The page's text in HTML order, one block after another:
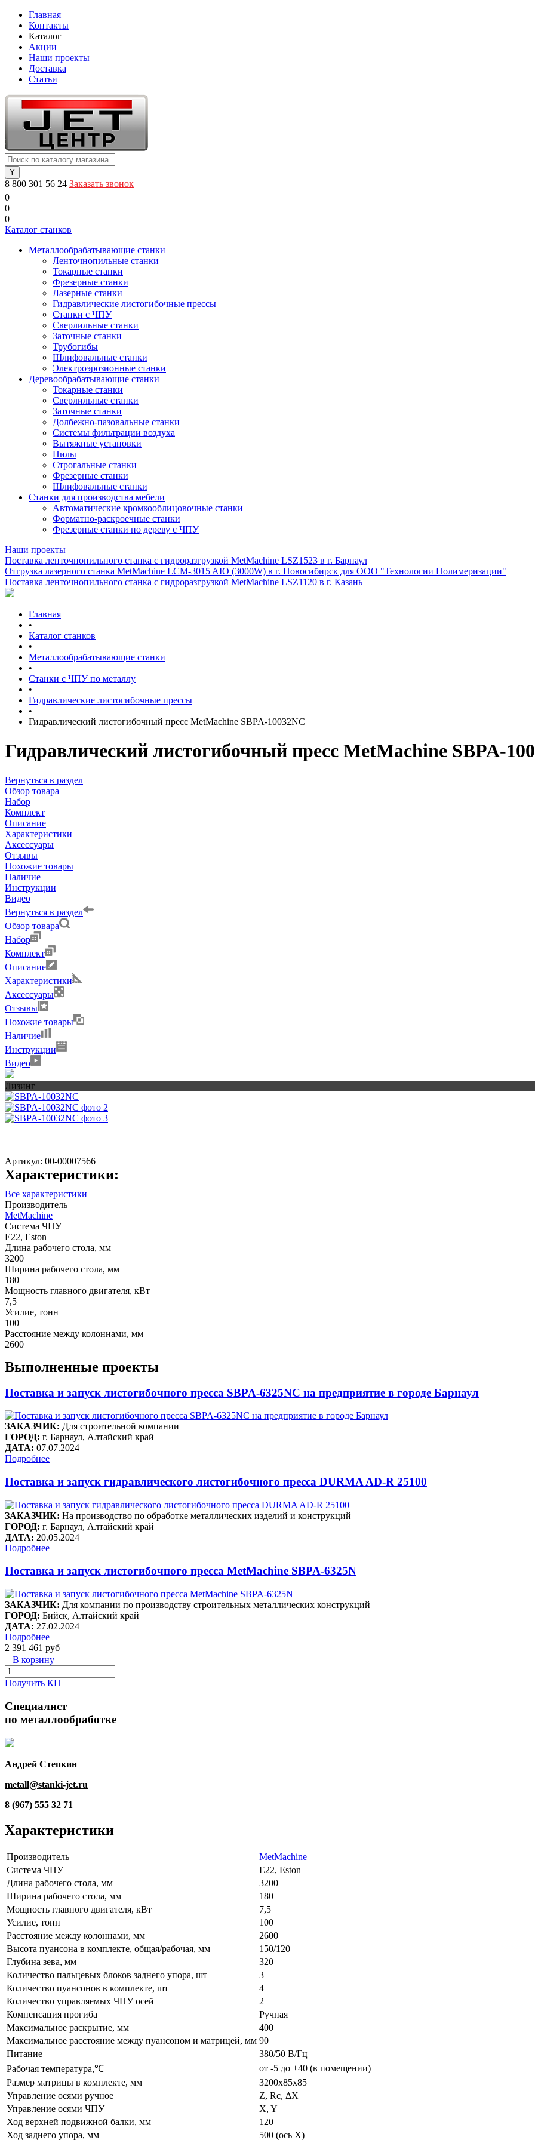
Главная
Контакты
Каталог
Акции
Наши проекты
Доставка
Статьи
8 800 301 56 24 Заказать звонок
0
0
0
Каталог станков
Металлообрабатывающие станки
Ленточнопильные станки
Токарные станки
Фрезерные станки
Лазерные станки
Гидравлические листогибочные прессы
Станки с ЧПУ
Сверлильные станки
Заточные станки
Трубогибы
Шлифовальные станки
Электроэрозионные станки
Деревообрабатывающие станки
Токарные станки
Сверлильные станки
Заточные станки
Долбежно-пазовальные станки
Системы фильтрации воздуха
Вытяжные установки
Пилы
Строгальные станки
Фрезерные станки
Шлифовальные станки
Станки для производства мебели
Автоматические кромкооблицовочные станки
Форматно-раскроечные станки
Фрезерные станки по дереву с ЧПУ
Наши проекты
Поставка ленточнопильного станка c гидроразгрузкой MetMachine LSZ1523 в г. Барнаул
Отгрузка лазерного станка MetMachine LCM-3015 AIO (3000W) в г. Новосибирск для ООО "Технологии Полимеризации"
Поставка ленточнопильного станка c гидроразгрузкой MetMachine LSZ1120 в г. Казань
Главная
•
Каталог станков
•
Металлообрабатывающие станки
•
Станки с ЧПУ по металлу
•
Гидравлические листогибочные прессы
•
Гидравлический листогибочный пресс MetMachine SBPA-10032NC
Гидравлический листогибочный пресс MetMachine SBPA-
Вернуться в раздел
Обзор товара
Набор
Комплект
Описание
Характеристики
Аксессуары
Отзывы
Похожие товары
Наличие
Инструкции
Видео
Вернуться в раздел
Обзор товара
Набор
Комплект
Описание
Характеристики
Аксессуары
Отзывы
Похожие товары
Наличие
Инструкции
Видео
Лизинг
Артикул: 00-00007566
Характеристики:
Все характеристики
Производитель
MetMachine
Система ЧПУ
E22, Eston
Длина рабочего стола, мм
3200
Ширина рабочего стола, мм
180
Мощность главного двигателя, кВт
7,5
Усилие, тонн
100
Расстояние между колоннами, мм
2600
Выполненные проекты
Поставка и запуск листогибочного пресса SBPA-6325NС на предприятие в городе Барнаул
ЗАКАЗЧИК: Для строительной компании
ГОРОД: г. Барнаул, Алтайский край
ДАТА: 07.07.2024
Подробнее
Поставка и запуск гидравлического листогибочного пресса DURMA AD-R 25100
ЗАКАЗЧИК: На производство по обработке металлических изделий и конструкций
ГОРОД: г. Барнаул, Алтайский край
ДАТА: 20.05.2024
Подробнее
Поставка и запуск листогибочного пресса MetMachine SBPA-6325N
ЗАКАЗЧИК: Для компании по производству строительных металлических конструкций
ГОРОД: Бийск, Алтайский край
ДАТА: 27.02.2024
Подробнее
2 391 461 руб
В корзину
Получить КП
Специалист
по металлообработке
Андрей Степкин
metall@stanki-jet.ru
8 (967) 555 32 71
Характеристики
Производитель
MetMachine
Система ЧПУ
E22, Eston
Длина рабочего стола, мм
3200
Ширина рабочего стола, мм
180
Мощность главного двигателя, кВт
7,5
Усилие, тонн
100
Расстояние между колоннами, мм
2600
Высота пуансона в комплекте, общая/рабочая, мм
150/120
Глубина зева, мм
320
Количество пальцевых блоков заднего упора, шт
3
Количество пуансонов в комплекте, шт
4
Количество управляемых ЧПУ осей
2
Компенсация прогиба
Ручная
Максимальное раскрытие, мм
400
Максимальное расстояние между пуансоном и матрицей, мм 90
Питание
380/50 В/Гц
Рабочая температура,℃
от -5 до +40 (в помещении)
Размер матрицы в комплекте, мм
3200х85х85
Управление осями ручное
Z, Rc, ΔХ
Управление осями ЧПУ
X, Y
Ход верхней подвижной балки, мм
120
Ход заднего упора, мм
500 (ось Х)